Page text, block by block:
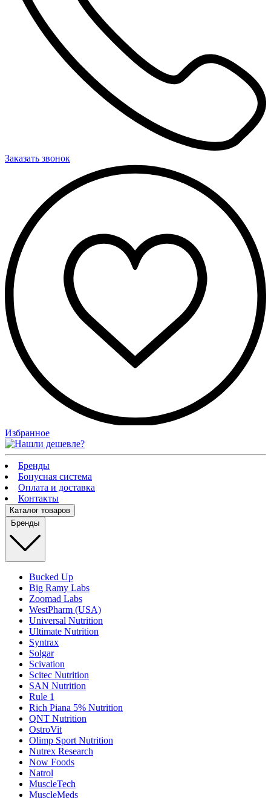
Заказать звонок
Избранное
Бренды
Бонусная система
Оплата и доставка
Контакты
Каталог товаров
Бренды
Bucked Up
Big Ramy Labs
Zoomad Labs
WestPharm (USA)
Universal Nutrition
Ultimate Nutrition
Syntrax
Solgar
Scivation
Scitec Nutrition
SAN Nutrition
Rule 1
Rich Piana 5% Nutrition
QNT Nutrition
OstroVit
Olimp Sport Nutrition
Nutrex Research
Now Foods
Natrol
MuscleTech
MuscleMeds